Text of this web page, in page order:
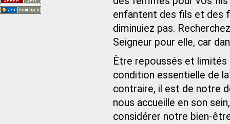
enfantent des fils et des
diminuiez pas.
Seigneur pour elle, car
Être repoussés et limités
condition essentielle de
contraire, il est de notre
nous accueille en son
considérer notre bien-
(401 - Invalid API key. Please see
https://openweathermap.org/faq#error401